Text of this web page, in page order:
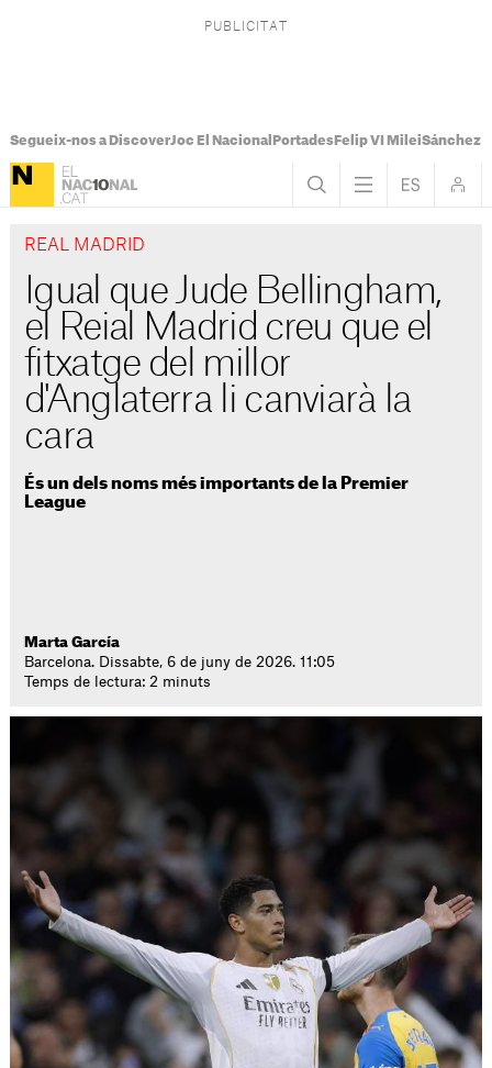
Segueix-nos a DiscoverJoc El Nacional PortadesFelip VI MileiSánchez
REAL MADRID
Igual que Jude Bellingham,
el Reial Madrid creu que el
fitxatge del millor
d'Anglaterra li canviarà la
cara
És un dels noms més importants de la Premier
League
Marta García
Barcelona. Dissabte, 6 de juny de 2026. 11:05
Temps de lectura: 2 minuts